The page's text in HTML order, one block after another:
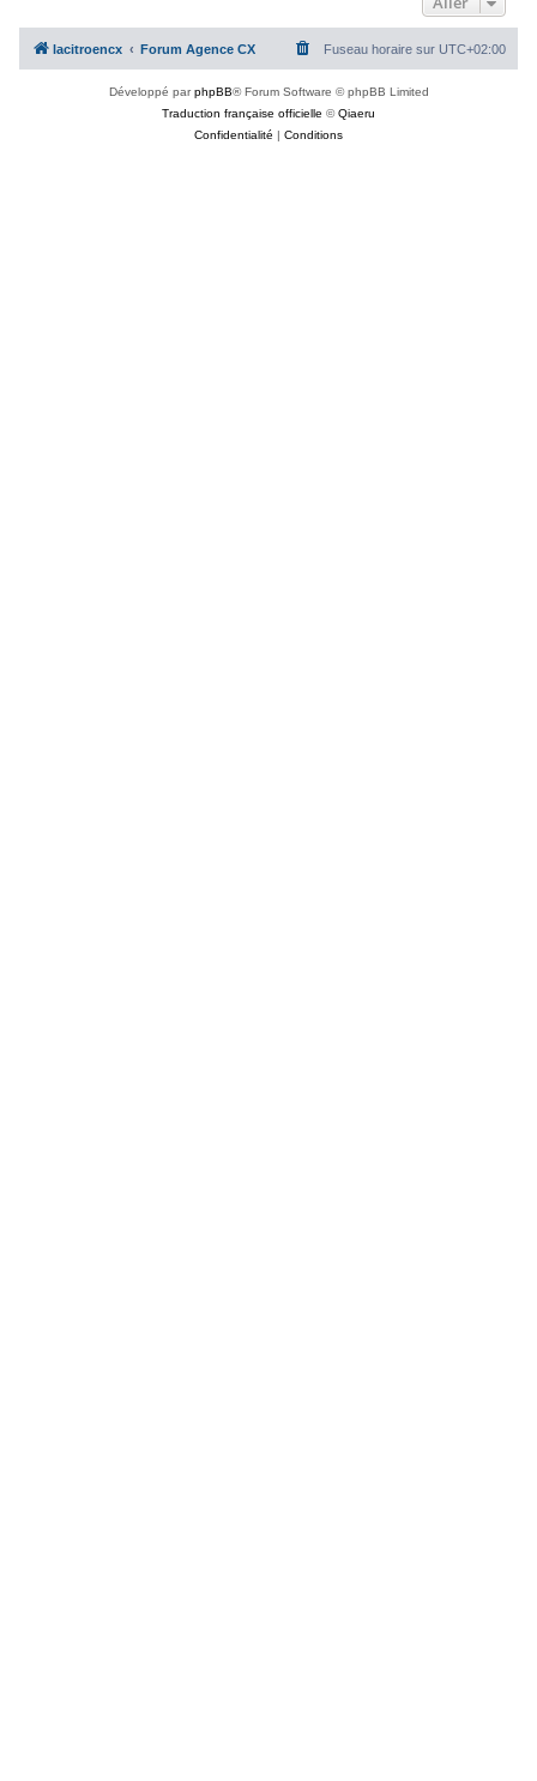
lacitroencx Forum Agence CX Fuseau horaire sur UTC+02:00
Développé parphpBB® Forum Software © phpBB Limited
Traduction française officielle ©Qiaeru
Confidentialité | Conditions